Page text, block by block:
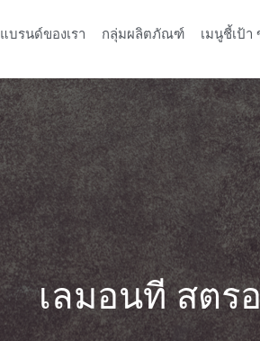
แบรนด์ของเรา กลุ่มผลิตภัณฑ์ เมนูชี้เป้
เลมอนที สตร